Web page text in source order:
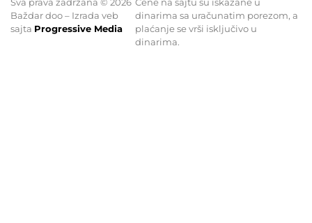
Baždar doo – Izrada veb
sajta Progressive Media
dinarima sa uračunatim porezom, a
plaćanje se vrši isključivo u
dinarima.